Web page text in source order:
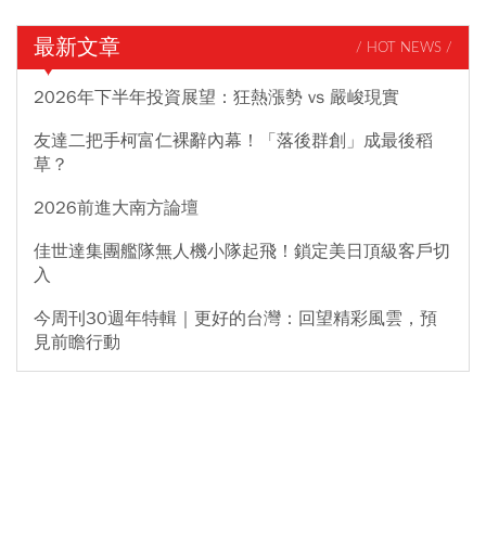
最新文章 / HOT NEWS /
2026年下半年投資展望：狂熱漲勢 vs 嚴峻現實
友達二把手柯富仁裸辭內幕！「落後群創」成最後稻
草？
2026前進大南方論壇
佳世達集團艦隊無人機小隊起飛！鎖定美日頂級客戶切
入
今周刊30週年特輯｜更好的台灣：回望精彩風雲，預
見前瞻行動